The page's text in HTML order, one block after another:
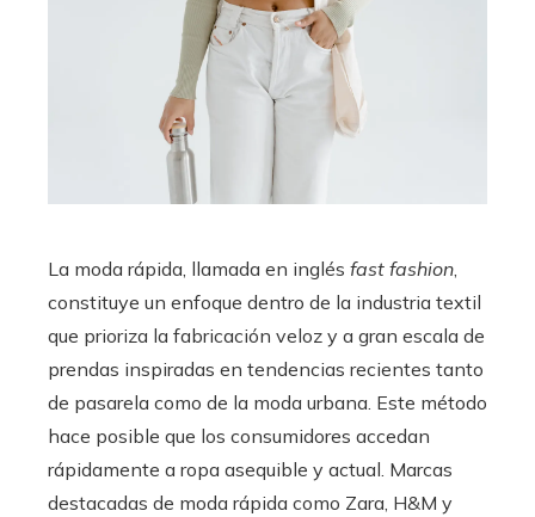
La moda rápida, llamada en inglés fast fashion,
constituye un enfoque dentro de la industria textil
que prioriza la fabricación veloz y a gran escala de
prendas inspiradas en tendencias recientes tanto
de pasarela como de la moda urbana. Este método
hace posible que los consumidores accedan
rápidamente a ropa asequible y actual. Marcas
destacadas de moda rápida como Zara, H&M y